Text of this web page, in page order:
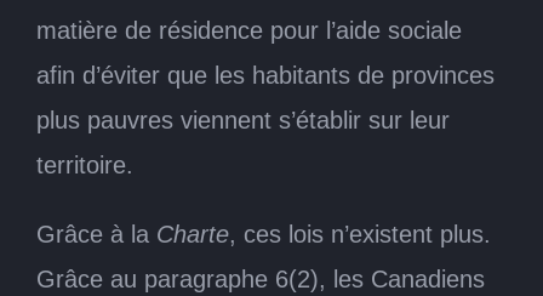
matière de résidence pour l’aide sociale
afin d’éviter que les habitants de provinces
plus pauvres viennent s’établir sur leur
territoire.
Grâce à la Charte, ces lois n’existent plus.
Grâce au paragraphe 6(2), les Canadiens